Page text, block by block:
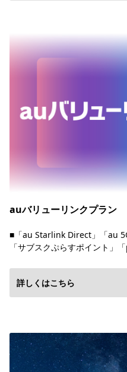
auバリューリンクプラン
■「au Starlink Direct」「au
「サブスクぷらすポイント」
詳しくはこちら